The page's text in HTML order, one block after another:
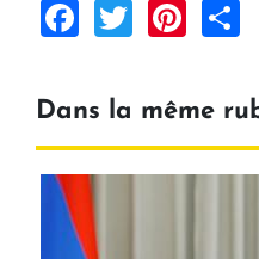
Facebook
Twitter
Dans la même